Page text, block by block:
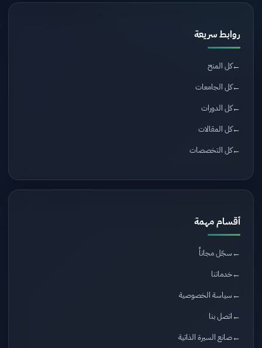
روابط سريعة
كل المنح
كل الجامعات
كل الدورات
كل المقالات
كل التخصصات
أقسام مهمة
سجّل مجاناً
خدماتنا
سياسة الخصوصية
اتصل بنا
صانع السيرة الذاتية